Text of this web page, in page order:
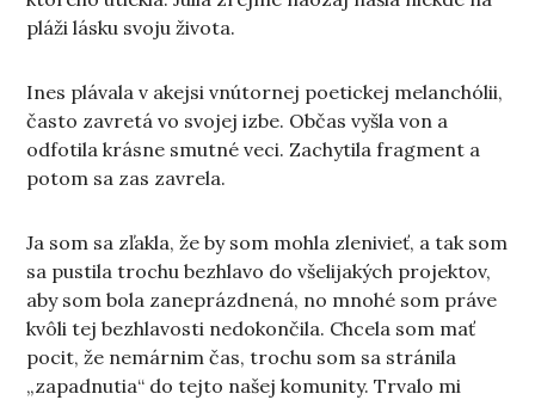
pláži lásku svoju života.
Ines plávala v akejsi vnútornej poetickej melanchólii,
často zavretá vo svojej izbe. Občas vyšla von a
odfotila krásne smutné veci. Zachytila fragment a
potom sa zas zavrela.
Ja som sa zľakla, že by som mohla zlenivieť, a tak som
sa pustila trochu bezhlavo do všelijakých projektov,
aby som bola zaneprázdnená, no mnohé som práve
kvôli tej bezhlavosti nedokončila. Chcela som mať
pocit, že nemárnim čas, trochu som sa stránila
„zapadnutia“ do tejto našej komunity. Trvalo mi